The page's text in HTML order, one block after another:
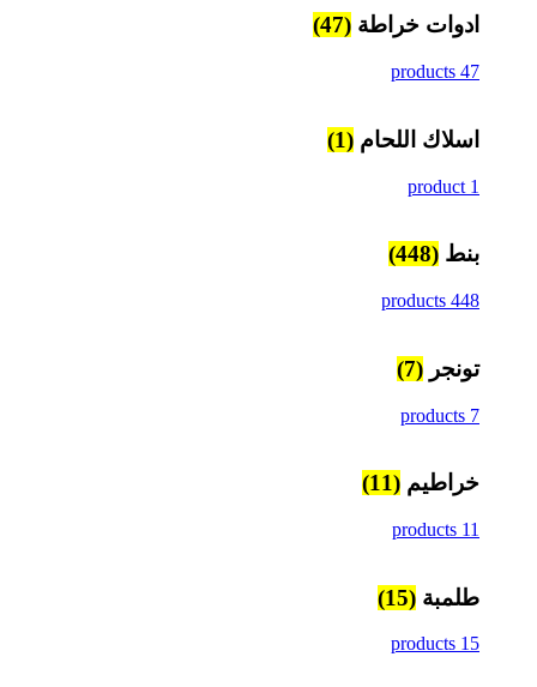
ادوات خراطة (47)
47 products
اسلاك اللحام (1)
1 product
بنط (448)
448 products
تونجر (7)
7 products
خراطيم (11)
11 products
طلمبة (15)
15 products